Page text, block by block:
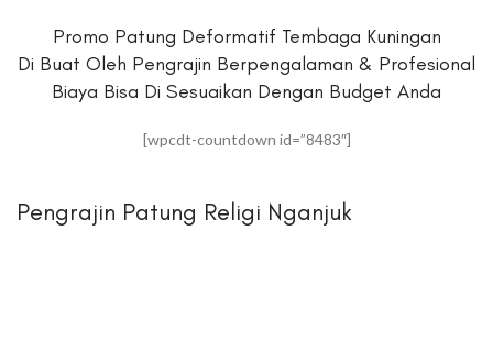
Promo Patung Deformatif Tembaga Kuningan
Di Buat Oleh Pengrajin Berpengalaman & Profesional
Biaya Bisa Di Sesuaikan Dengan Budget Anda
[wpcdt-countdown id=”8483″]
Pengrajin Patung Religi Nganjuk